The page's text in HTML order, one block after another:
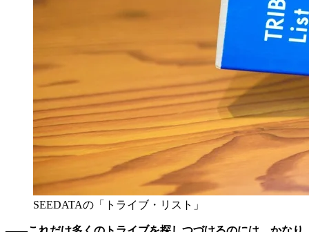
SEEDATAの「トライブ・リスト」